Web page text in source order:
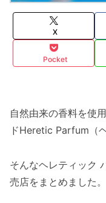
X
Pocket
自然由来の香料を使
ドHeretic Parfum（
そんなヘレティック
売店をまとめました。